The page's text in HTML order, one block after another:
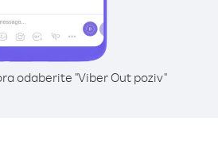
odaberite "Viber Out poziv"